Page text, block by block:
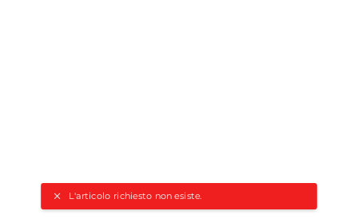
L'articolo richiesto non esiste.